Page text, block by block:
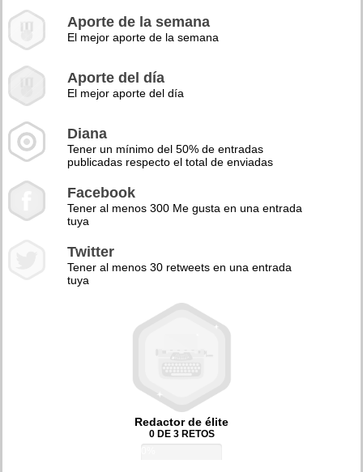
Aporte de la semana
El mejor aporte de la semana
Aporte del día
El mejor aporte del día
Diana
Tener un mínimo del 50% de entradas
publicadas respecto el total de enviadas
Facebook
Tener al menos 300 Me gusta en una entrada
tuya
Twitter
Tener al menos 30 retweets en una entrada
tuya
Redactor de élite
0 DE 3 RETOS